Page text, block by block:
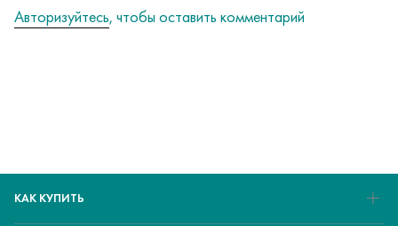
Авторизуйтесь, чтобы оставить комментарий
КАК КУПИТЬ